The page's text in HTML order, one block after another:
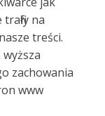
na
treści.
zachowania
www